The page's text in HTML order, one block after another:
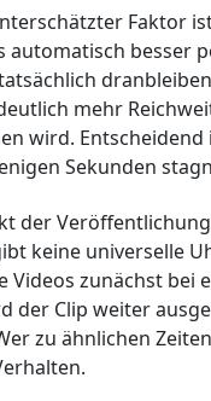
Faktor
automatisch besser
mehr
wird.
Sekunden
der
keine universelle
Videos zunächst
der Clip weiter
zu ähnlichen